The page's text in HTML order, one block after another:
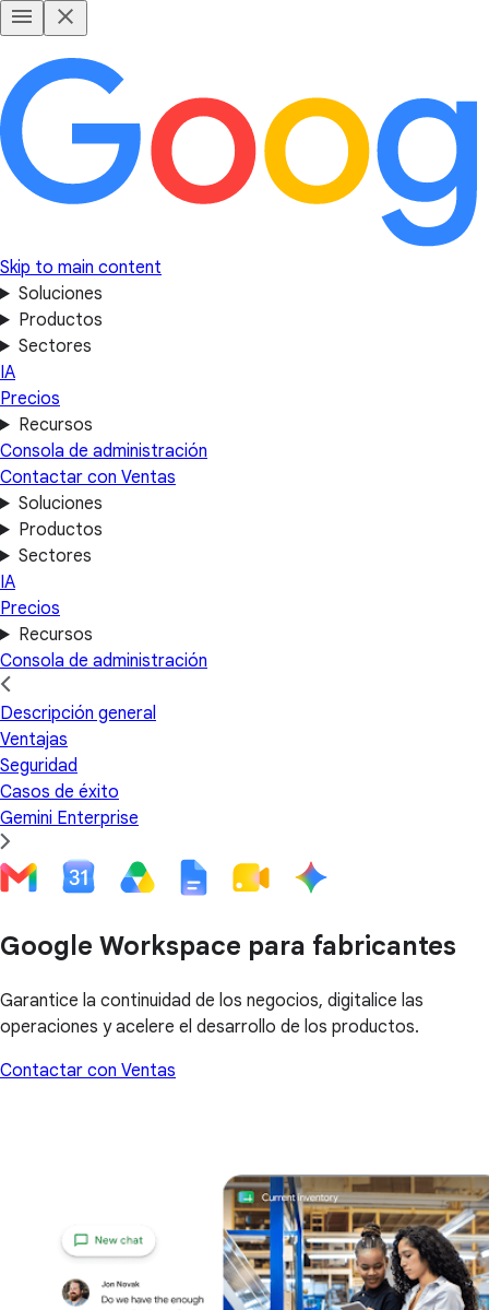
Skip to main content
Soluciones
Productos
Sectores
IA
Precios
Recursos
Consola de administración
Contactar con Ventas
Soluciones
Productos
Sectores
IA
Precios
Recursos
Consola de administración
Descripción general
Ventajas
Seguridad
Casos de éxito
Gemini Enterprise
Google Workspace para fabricantes
Garantice la continuidad de los negocios, digitalice las
operaciones y acelere el desarrollo de los productos.
Contactar con Ventas